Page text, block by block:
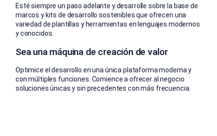
Esté siempre un paso adelante y desarrolle sobre la base de
marcos y kits de desarrollo sostenibles que ofrecen una
variedad de plantillas y herramientas en lenguajes modernos
y conocidos.
Sea una máquina de creación de valor
Optimice el desarrollo en una única plataforma moderna y
con múltiples funciones. Comience a ofrecer al negocio
soluciones únicas y sin precedentes con más frecuencia.